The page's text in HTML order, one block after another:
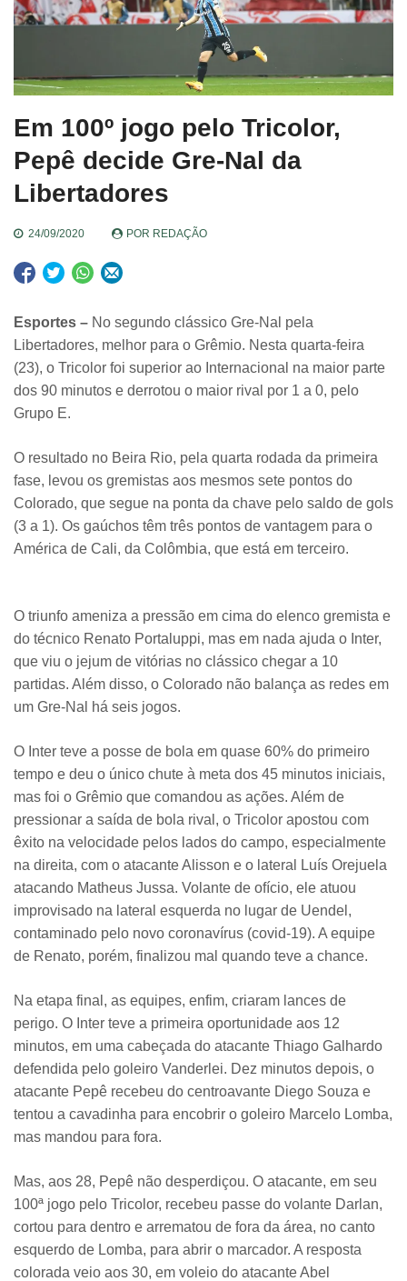
Em 100º jogo pelo Tricolor,
Pepê decide Gre-Nal da
Libertadores
24/09/2020 POR REDAÇÃO
Esportes – No segundo clássico Gre-Nal pela
Libertadores, melhor para o Grêmio. Nesta quarta-feira
(23), o Tricolor foi superior ao Internacional na maior parte
dos 90 minutos e derrotou o maior rival por 1 a 0, pelo
Grupo E.
O resultado no Beira Rio, pela quarta rodada da primeira
fase, levou os gremistas aos mesmos sete pontos do
Colorado, que segue na ponta da chave pelo saldo de gols
(3 a 1). Os gaúchos têm três pontos de vantagem para o
América de Cali, da Colômbia, que está em terceiro.
O triunfo ameniza a pressão em cima do elenco gremista e
do técnico Renato Portaluppi, mas em nada ajuda o Inter,
que viu o jejum de vitórias no clássico chegar a 10
partidas. Além disso, o Colorado não balança as redes em
um Gre-Nal há seis jogos.
O Inter teve a posse de bola em quase 60% do primeiro
tempo e deu o único chute à meta dos 45 minutos iniciais,
mas foi o Grêmio que comandou as ações. Além de
pressionar a saída de bola rival, o Tricolor apostou com
êxito na velocidade pelos lados do campo, especialmente
na direita, com o atacante Alisson e o lateral Luís Orejuela
atacando Matheus Jussa. Volante de ofício, ele atuou
improvisado na lateral esquerda no lugar de Uendel,
contaminado pelo novo coronavírus (covid-19). A equipe
de Renato, porém, finalizou mal quando teve a chance.
Na etapa final, as equipes, enfim, criaram lances de
perigo. O Inter teve a primeira oportunidade aos 12
minutos, em uma cabeçada do atacante Thiago Galhardo
defendida pelo goleiro Vanderlei. Dez minutos depois, o
atacante Pepê recebeu do centroavante Diego Souza e
tentou a cavadinha para encobrir o goleiro Marcelo Lomba,
mas mandou para fora.
Mas, aos 28, Pepê não desperdiçou. O atacante, em seu
100ª jogo pelo Tricolor, recebeu passe do volante Darlan,
cortou para dentro e arrematou de fora da área, no canto
esquerdo de Lomba, para abrir o marcador. A resposta
colorada veio aos 30, em voleio do atacante Abel